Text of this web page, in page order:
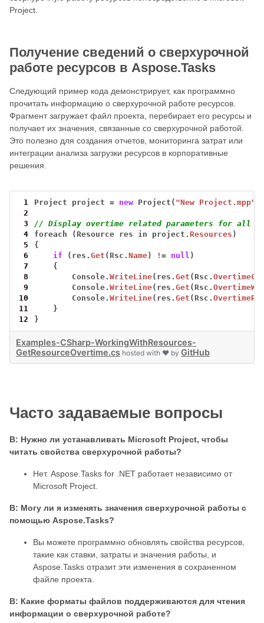
Project.
Получение сведений о сверхурочной
работе ресурсов в Aspose.Tasks
Следующий пример кода демонстрирует, как программно
прочитать информацию о сверхурочной работе ресурсов.
Фрагмент загружает файл проекта, перебирает его ресурсы и
получает их значения, связанные со сверхурочной работой.
Это полезно для создания отчетов, мониторинга затрат или
интеграции анализа загрузки ресурсов в корпоративные
решения.
1 Project project = new Project( "New Project.mpp"
2
3
// Display overtime related parameters for all
4
foreach (Resource res in project.Resources )
5
{
6
if (res.Get (Rsc.Name) != null )
7
{
8
Console.WriteLine(res.Get (Rsc.
9
Console.WriteLine(res.Get (Rsc.
10
Console.WriteLine(res.Get (Rsc.
11
}
12
}
Examples-CSharp-WorkingWithResources-
GetResourceOvertime.cs hosted with ❤ by GitHub
Часто задаваемые вопросы
В: Нужно ли устанавливать Microsoft Project, чтобы
читать свойства сверхурочной работы?
Нет. Aspose.Tasks for .NET работает независимо от
Microsoft Project.
В: Могу ли я изменять значения сверхурочной работы с
помощью Aspose.Tasks?
Вы можете программно обновлять свойства ресурсов,
такие как ставки, затраты и значения работы, и
Aspose.Tasks отразит эти изменения в сохраненном
файле проекта.
В: Какие форматы файлов поддерживаются для чтения
информации о сверхурочной работе?